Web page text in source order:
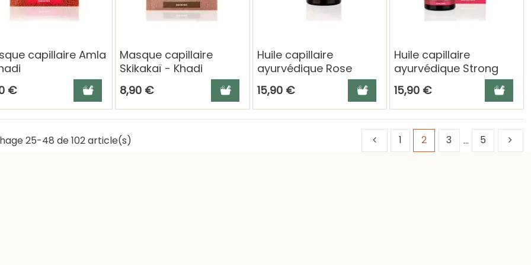
capillaire Amla
€
Ajouter au panier
Masque capillaire
Skikakaï - Khadi
8,90 €
Ajouter au panier
Huile capillaire
ayurvédique Rose
Repair - Khadi
15,90 € Ajouter au panier
Huile capillaire
ayurvédique Strong
Amla - Khadi
15,90 € Ajouter
25-48 de 102 article(s) 1 2 3 … 5